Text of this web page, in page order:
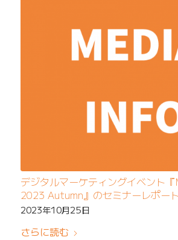
デジタルマーケティングイベント
2023 Autumn』のセミナーレポー
2023年10月25日
さらに読む